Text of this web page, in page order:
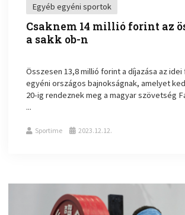
Egyéb egyéni sportok
Csaknem 14 millió forint az
a sakk ob-n
Összesen 13,8 millió forint a díjazása az
egyéni országos bajnokságnak, amelyet
20-ig rendeznek meg a magyar szövetség
...
Sportime 2023.12.12.